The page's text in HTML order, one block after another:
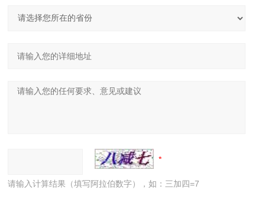
请输入计算结果（填写阿拉伯数字），如：三加四=7